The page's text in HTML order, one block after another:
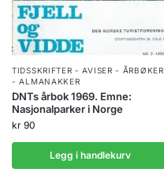
TIDSSKRIFTER - AVISER - ÅRBØKER
- ALMANAKKER
DNTs årbok 1969. Emne:
Nasjonalparker i Norge
kr 90
Legg i handlekurv